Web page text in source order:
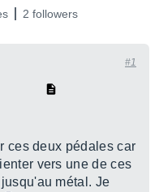
2 followers
#1
ces deux pédales car
vers une de ces
métal. Je